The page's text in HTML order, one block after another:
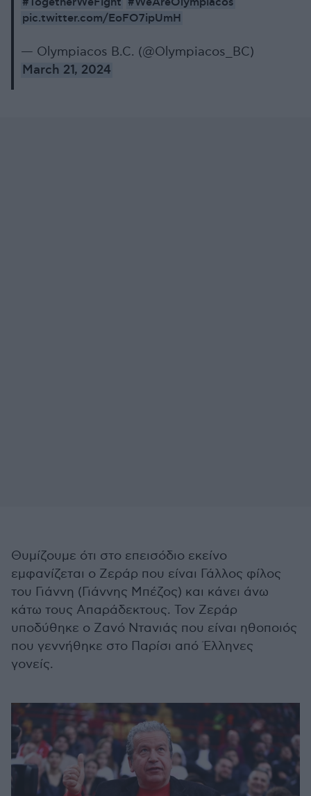
pic.twitter.com/EoFO7ipUmH
— Olympiacos B.C. (@Olympiacos_BC)
March 21, 2024
Θυμίζουμε ότι στο επεισόδιο εκείνο
εμφανίζεται ο Ζεράρ που είναι Γάλλος φίλος
του Γιάννη (Γιάννης Μπέζος) και κάνει άνω
κάτω τους Απαράδεκτους. Τον Ζεράρ
υποδύθηκε ο Ζανό Ντανιάς που είναι ηθοποιός
που γεννήθηκε στο Παρίσι από Έλληνες
γονείς.